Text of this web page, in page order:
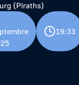
(Piraths)
19:33